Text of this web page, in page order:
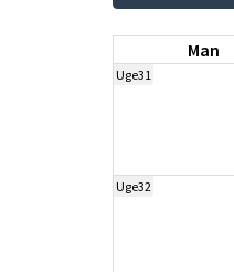
Man
Uge31
Uge32